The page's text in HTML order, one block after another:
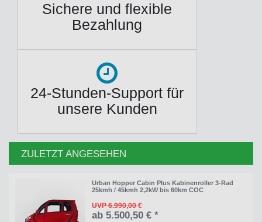
Sichere und flexible
Bezahlung
24-Stunden-Support für
unsere Kunden
ZULETZT ANGESEHEN
Urban Hopper Cabin Plus Kabinenroller 3-Rad
25kmh / 45kmh 2,2kW bis 60km COC
UVP 6.990,00 €
ab 5.500,50 € *